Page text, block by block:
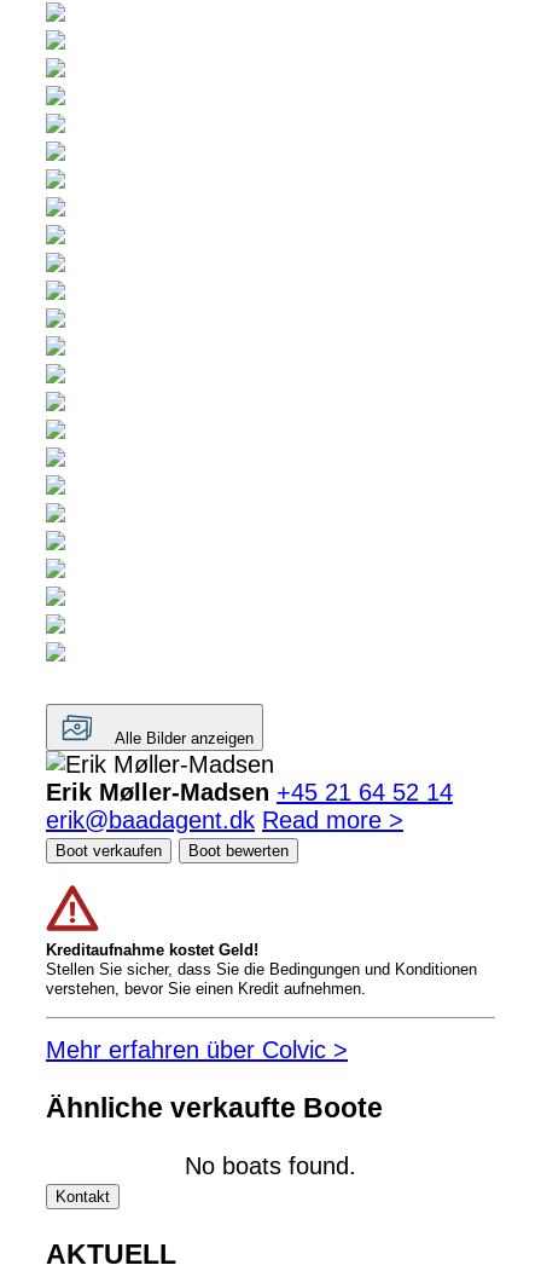
Alle Bilder anzeigen
Erik Møller-Madsen +45 21 64 52 14
erik@baadagent.dk Read more >
Boot verkaufen Boot bewerten
Kreditaufnahme kostet Geld!
Stellen Sie sicher, dass Sie die Bedingungen und Konditionen
verstehen, bevor Sie einen Kredit aufnehmen.
Mehr erfahren über Colvic >
Ähnliche verkaufte Boote
No boats found.
Kontakt
AKTUELL